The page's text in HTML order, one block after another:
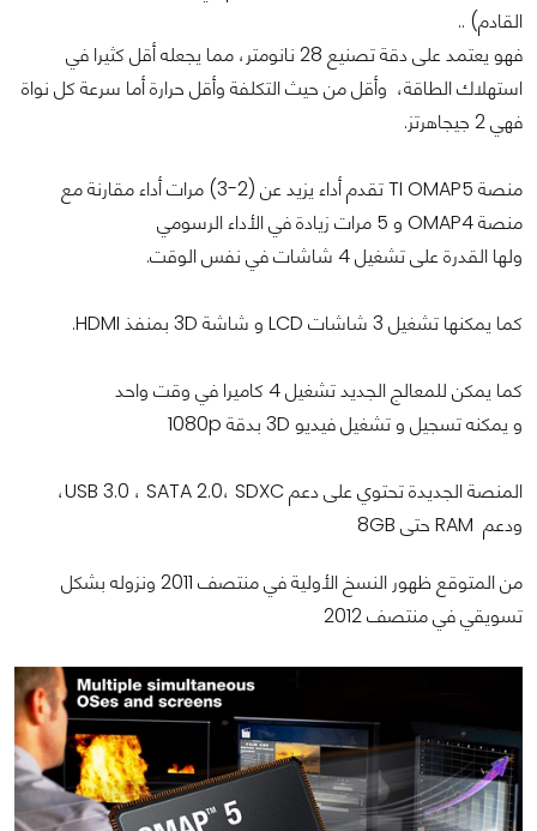
القادم) ..
فهو يعتمد على دقة تصنيع 28 نانومتر، مما يجعله أقل كثيرا في
استهلاك الطاقة، وأقل من حيث التكلفة وأقل حرارة أما سرعة كل نواة
فهي 2 جيجاهرتز.
منصة TI OMAP5 تقدم أداء يزيد عن (2-3) مرات أداء مقارنة مع
منصة OMAP4 و 5 مرات زيادة في الأداء الرسومي
ولها القدرة على تشغيل 4 شاشات في نفس الوقت.
كما يمكنها تشغيل 3 شاشات LCD و شاشة 3D بمنفذ HDMI.
كما يمكن للمعالج الجديد تشغيل 4 كاميرا في وقت واحد
و يمكنه تسجيل و تشغيل فيديو 3D بدقة 1080p
المنصة الجديدة تحتوي على دعم USB 3.0 ، SATA 2.0، SDXC،
ودعم RAM حتى 8GB
من المتوقع ظهور النسخ الأولية في منتصف 2011 ونزوله بشكل
تسويقي في منتصف 2012